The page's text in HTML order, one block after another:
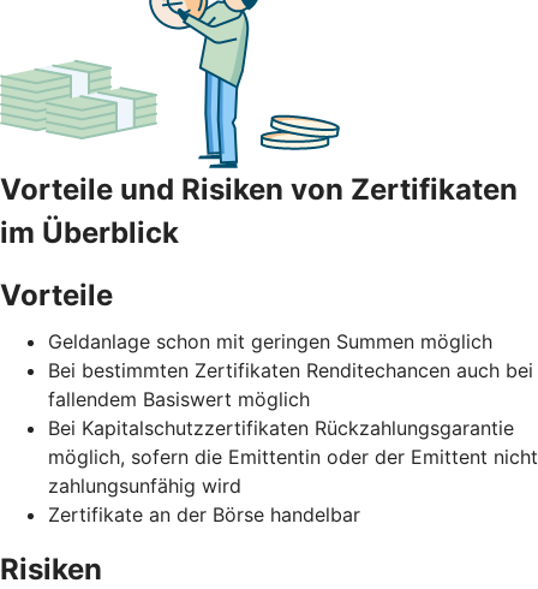
Vorteile und Risiken von Zertifikaten
im Überblick
Vorteile
Geldanlage schon mit geringen Summen möglich
Bei bestimmten Zertifikaten Renditechancen auch bei
fallendem Basiswert möglich
Bei Kapitalschutzzertifikaten Rückzahlungsgarantie
möglich, sofern die Emittentin oder der Emittent nicht
zahlungsunfähig wird
Zertifikate an der Börse handelbar
Risiken